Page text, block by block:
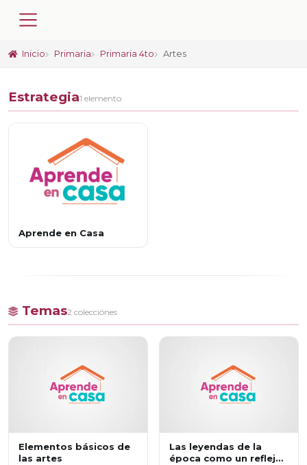
Inicio Primaria Primaria 4to Artes
Estrategia1 elemento
Aprende en Casa
Temas2 colecciónes
Elementos básicos de
las artes
Las leyendas de la
época como un reflejo